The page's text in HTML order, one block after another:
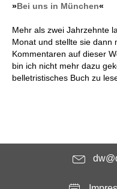
»Bei uns in München«
Mehr als zwei Jahrzehnte
Monat und stellte sie dann
Kommentaren auf dieser
bin ich nicht mehr dazu
belletristisches Buch zu